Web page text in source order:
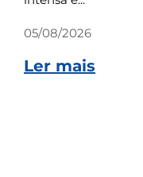
05/08/2026
Ler mais